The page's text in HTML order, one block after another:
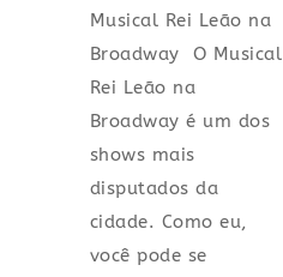
Musical Rei Leão na
Broadway O Musical
Rei Leão na
Broadway é um dos
shows mais
disputados da
cidade. Como eu,
você pode se